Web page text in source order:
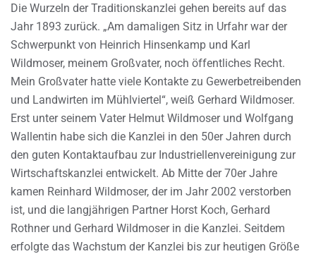
Die Wurzeln der Traditionskanzlei gehen bereits auf das
Jahr 1893 zurück. „Am damaligen Sitz in Urfahr war der
Schwerpunkt von Heinrich Hinsenkamp und Karl
Wildmoser, meinem Großvater, noch öffentliches Recht.
Mein Großvater hatte viele Kontakte zu Gewerbetreibenden
und Landwirten im Mühlviertel“, weiß Gerhard Wildmoser.
Erst unter seinem Vater Helmut Wildmoser und Wolfgang
Wallentin habe sich die Kanzlei in den 50er Jahren durch
den guten Kontaktaufbau zur Industriellenvereinigung zur
Wirtschaftskanzlei entwickelt. Ab Mitte der 70er Jahre
kamen Reinhard Wildmoser, der im Jahr 2002 verstorben
ist, und die langjährigen Partner Horst Koch, Gerhard
Rothner und Gerhard Wildmoser in die Kanzlei. Seitdem
erfolgte das Wachstum der Kanzlei bis zur heutigen Größe